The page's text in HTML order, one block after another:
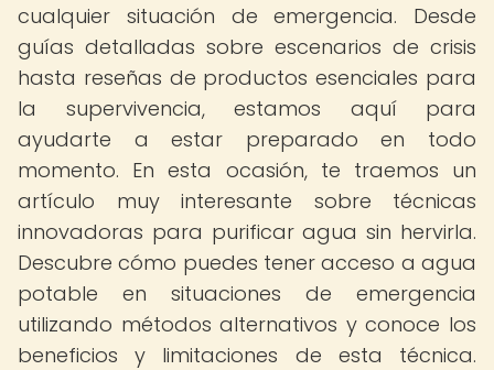
cualquier situación de emergencia. Desde
guías detalladas sobre escenarios de crisis
hasta reseñas de productos esenciales para
la supervivencia, estamos aquí para
ayudarte a estar preparado en todo
momento. En esta ocasión, te traemos un
artículo muy interesante sobre técnicas
innovadoras para purificar agua sin hervirla.
Descubre cómo puedes tener acceso a agua
potable en situaciones de emergencia
utilizando métodos alternativos y conoce los
beneficios y limitaciones de esta técnica.